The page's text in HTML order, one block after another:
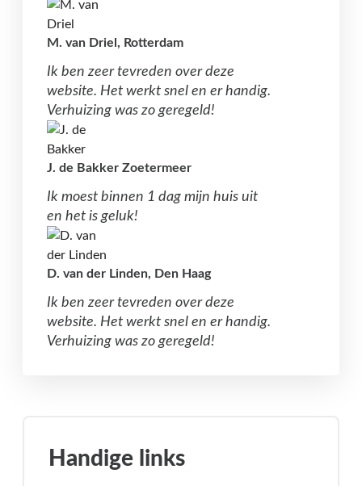
M. van Driel, Rotterdam
Ik ben zeer tevreden over deze
website. Het werkt snel en er handig.
Verhuizing was zo geregeld!
J. de Bakker Zoetermeer
Ik moest binnen 1 dag mijn huis uit
en het is geluk!
D. van der Linden, Den Haag
Ik ben zeer tevreden over deze
website. Het werkt snel en er handig.
Verhuizing was zo geregeld!
Handige links